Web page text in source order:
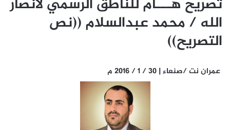
تصريح هـــام للناطق الرسمي لأنصار
الله / محمد عبدالسلام ((نص
التصريح))
عمران نت /صنعاء | 30 / 1 / 2016 م